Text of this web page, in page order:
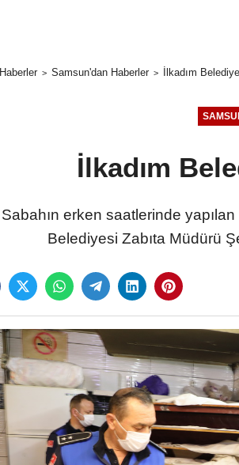
Haberler Samsun'dan Haberler İlkadım
İlkadım
Sabahın erken saatlerinde
Belediyesi Zabıta Müdürü